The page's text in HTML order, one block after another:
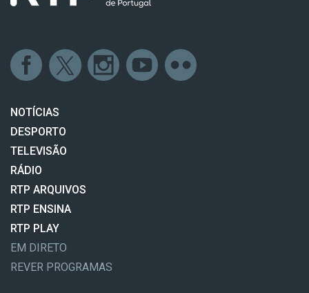
NOTÍCIAS
DESPORTO
TELEVISÃO
RÁDIO
RTP ARQUIVOS
RTP ENSINA
RTP PLAY
EM DIRETO
REVER PROGRAMAS